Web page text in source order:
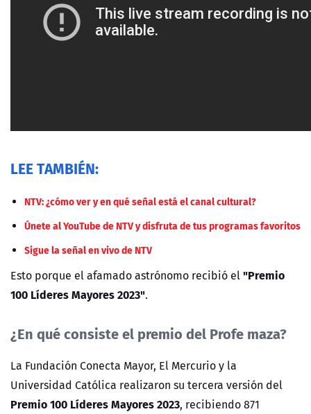
LEE TAMBIÉN:
NTV: ¿cómo ver y en qué señal está el canal cultural?
Únete al YouTube de NTV y disfruta de tus programas favoritos
Sigue la señal en vivo de NTV
Esto porque el afamado astrónomo recibió el"Premio
100 Líderes Mayores 2023".
¿En qué consiste el premio del Profe maza?
La Fundación Conecta Mayor, El Mercurio y la
Universidad Católica realizaron su tercera versión del
Premio 100 Líderes Mayores 2023, recibiendo 871